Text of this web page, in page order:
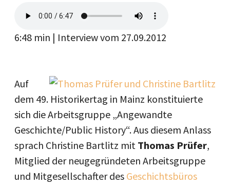
6:48 min | Interview vom 27.09.2012
Auf
dem 49. Historikertag in Mainz konstituierte
sich die Arbeitsgruppe „Angewandte
Geschichte/Public History“. Aus diesem Anlass
sprach Christine Bartlitz mit Thomas Prüfer,
Mitglied der neugegründeten Arbeitsgruppe
und Mitgesellschafter des Geschichtsbüros